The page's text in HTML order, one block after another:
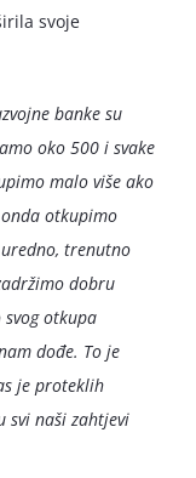
svoje
banke su
oko 500 i svake
malo više ako
otkupimo
trenutno
dobru
otkupa
dođe. To je
je proteklih
naši zahtjevi